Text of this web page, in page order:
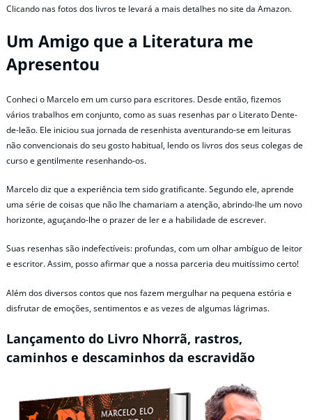
Clicando nas fotos dos livros te levará a mais detalhes no site da Amazon.
Um Amigo que a Literatura me
Apresentou
Conheci o Marcelo em um curso para escritores. Desde então, fizemos
vários trabalhos em conjunto, como as suas resenhas par o Literato Dente-
de-leão. Ele iniciou sua jornada de resenhista aventurando-se em leituras
não convencionais do seu gosto habitual, lendo os livros dos seus colegas de
curso e gentilmente resenhando-os.
Marcelo diz que a experiência tem sido gratificante. Segundo ele, aprende
uma série de coisas que não lhe chamariam a atenção, abrindo-lhe um novo
horizonte, aguçando-lhe o prazer de ler e a habilidade de escrever.
Suas resenhas são indefectíveis: profundas, com um olhar ambíguo de leitor
e escritor. Assim, posso afirmar que a nossa parceria deu muitíssimo certo!
Além dos diversos contos que nos fazem mergulhar na pequena estória e
disfrutar de emoções, sentimentos e as vezes de algumas lágrimas.
Lançamento do Livro Nhorrã, rastros,
caminhos e descaminhos da escravidão